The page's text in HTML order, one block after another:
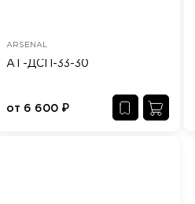
ARSENAL
АТ-ДСП-33-30
от 6 600 ₽